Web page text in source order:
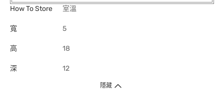
How To Store
室溫
寬 5
高 18
深 12
隱藏